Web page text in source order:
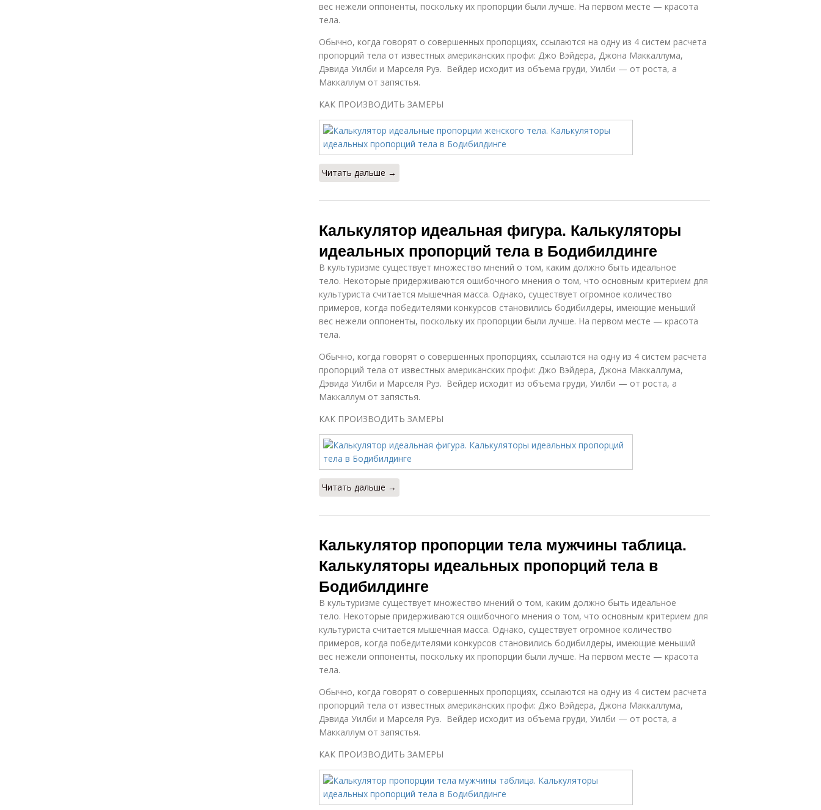
вес нежели оппоненты, поскольку их пропорции были лучше. На первом месте — красота
тела.
Обычно, когда говорят о совершенных пропорциях, ссылаются на одну из 4 систем расчета
пропорций тела от известных американских профи: Джо Вэйдера, Джона Маккаллума,
Дэвида Уилби и Марселя Руэ. Вейдер исходит из объема груди, Уилби — от роста, а
Маккаллум от запястья.
КАК ПРОИЗВОДИТЬ ЗАМЕРЫ
Читать дальше →
Калькулятор идеальная фигура. Калькуляторы
идеальных пропорций тела в Бодибилдинге
В культуризме существует множество мнений о том, каким должно быть идеальное
тело. Некоторые придерживаются ошибочного мнения о том, что основным критерием для
культуриста считается мышечная масса. Однако, существует огромное количество
примеров, когда победителями конкурсов становились бодибилдеры, имеющие меньший
вес нежели оппоненты, поскольку их пропорции были лучше. На первом месте — красота
тела.
Обычно, когда говорят о совершенных пропорциях, ссылаются на одну из 4 систем расчета
пропорций тела от известных американских профи: Джо Вэйдера, Джона Маккаллума,
Дэвида Уилби и Марселя Руэ. Вейдер исходит из объема груди, Уилби — от роста, а
Маккаллум от запястья.
КАК ПРОИЗВОДИТЬ ЗАМЕРЫ
Читать дальше →
Калькулятор пропорции тела мужчины таблица.
Калькуляторы идеальных пропорций тела в
Бодибилдинге
В культуризме существует множество мнений о том, каким должно быть идеальное
тело. Некоторые придерживаются ошибочного мнения о том, что основным критерием для
культуриста считается мышечная масса. Однако, существует огромное количество
примеров, когда победителями конкурсов становились бодибилдеры, имеющие меньший
вес нежели оппоненты, поскольку их пропорции были лучше. На первом месте — красота
тела.
Обычно, когда говорят о совершенных пропорциях, ссылаются на одну из 4 систем расчета
пропорций тела от известных американских профи: Джо Вэйдера, Джона Маккаллума,
Дэвида Уилби и Марселя Руэ. Вейдер исходит из объема груди, Уилби — от роста, а
Маккаллум от запястья.
КАК ПРОИЗВОДИТЬ ЗАМЕРЫ